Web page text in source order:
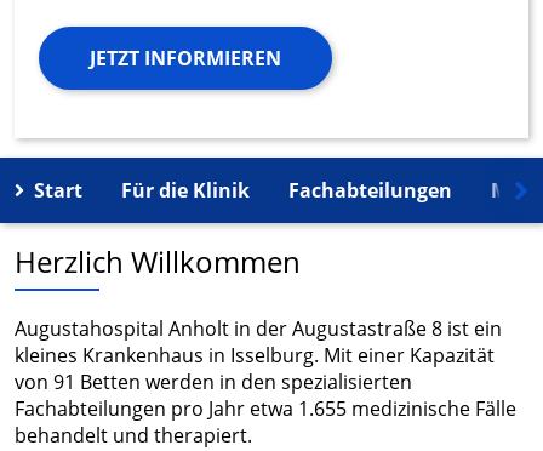
JETZT INFORMIEREN
Start Für die Klinik Fachabteilungen
Herzlich Willkommen
Augustahospital Anholt in der Augustastraße 8 ist ein
kleines Krankenhaus in Isselburg. Mit einer Kapazität
von 91 Betten werden in den spezialisierten
Fachabteilungen pro Jahr etwa 1.655 medizinische Fälle
behandelt und therapiert.